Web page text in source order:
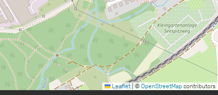
Leaflet |© OpenStreetMap contributors